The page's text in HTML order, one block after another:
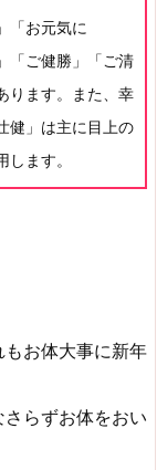
「お元気に
「ご健勝」「ご清
ります。また、幸
健」は主に目上の
ます。
お体大事に新年
らずお体をおい